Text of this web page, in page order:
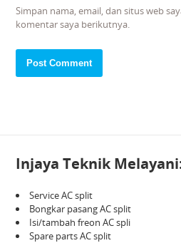
Simpan nama, email, dan situs web
komentar saya berikutnya.
Injaya Teknik
Service AC split
Bongkar pasang AC split
Isi/tambah freon AC spli
Spare parts AC split